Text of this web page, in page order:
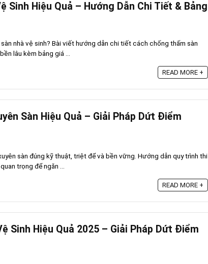
Sinh Hiệu Quả – Hướng Dẫn Chi Tiết & Bảng
nhà vệ sinh? Bài viết hướng dẫn chi tiết cách chống thấm sàn
lâu kèm bảng giá ...
READ MORE +
Sàn Hiệu Quả – Giải Pháp Dứt Điểm
sàn đúng kỹ thuật, triệt để và bền vững. Hướng dẫn quy trình thi
trọng để ngăn ...
READ MORE +
Sinh Hiệu Quả 2025 – Giải Pháp Dứt Điểm